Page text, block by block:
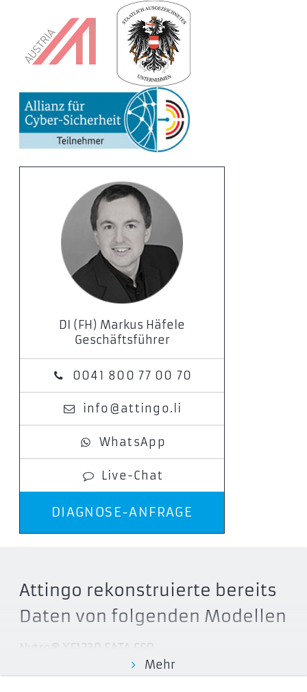
DI (FH) Markus Häfele
Geschäftsführer
0041 800 77 00 70
info@attingo.li
WhatsApp
Live-Chat
DIAGNOSE-ANFRAGE
Attingo rekonstruierte bereits
Daten von folgenden Modellen
Nytro® XF1230 SATA SSD
Mehr